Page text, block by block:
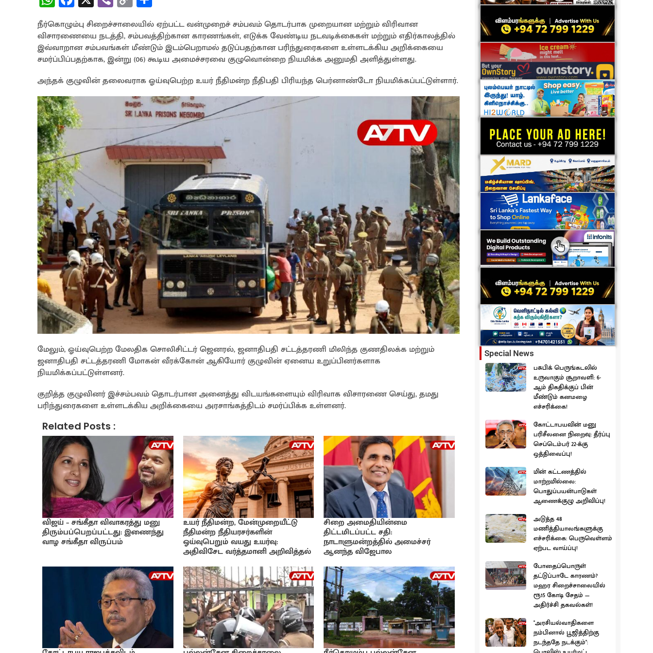
h
at
sA
p
p
ce
b
o
o
k
b
er
o
py
Li
n
k
ar
e
நீர்கொழும்பு சிறைச்சாலையில் ஏற்பட்ட வன்முறைச் சம்பவம் தொடர்பாக முறையான மற்றும் விரிவான
விசாரணையை நடத்தி, சம்பவத்திற்கான காரணங்கள், எடுக்க வேண்டிய நடவடிக்கைகள் மற்றும் எதிர்காலத்தில்
இவ்வாறான சம்பவங்கள் மீண்டும் இடம்பெறாமல் தடுப்பதற்கான பரிந்துரைகளை உள்ளடக்கிய அறிக்கையை
சமர்ப்பிப்பதற்காக, இன்று (06) கூடிய அமைச்சரவை குழுவொன்றை நியமிக்க அனுமதி அளித்துள்ளது.
அந்தக் குழுவின் தலைவராக ஓய்வுபெற்ற உயர் நீதிமன்ற நீதிபதி பிரியந்த பெர்னாண்டோ நியமிக்கப்பட்டுள்ளார்.
மேலும், ஓய்வுபெற்ற மேலதிக சொலிசிட்டர் ஜெனரல், ஜனாதிபதி சட்டத்தரணி மிலிந்த குணதிலக்க மற்றும்
ஜனாதிபதி சட்டத்தரணி மோகன் வீரக்கோன் ஆகியோர் குழுவின் ஏனைய உறுப்பினர்களாக
நியமிக்கப்பட்டுள்ளனர்.
குறித்த குழுவினர் இச்சம்பவம் தொடர்பான அனைத்து விடயங்களையும் விரிவாக விசாரணை செய்து, தமது
பரிந்துரைகளை உள்ளடக்கிய அறிக்கையை அரசாங்கத்திடம் சமர்ப்பிக்க உள்ளனர்.
Related Posts :
விஜய் – சங்கீதா விவாகரத்து மனு
திரும்பப்பெறப்பட்டது: இணைந்து
வாழ சங்கீதா விருப்பம்
உயர் நீதிமன்ற, மேன்முறையீட்டு
நீதிமன்ற நீதியரசர்களின்
ஓய்வுபெறும் வயது உயர்வு:
அதிவிசேட வர்த்தமானி அறிவித்தல்
சிறை அமைதியின்மை
திட்டமிடப்பட்ட சதி:
நாடாளுமன்றத்தில் அமைச்சர்
ஆனந்த விஜேபால
Special News
பசுபிக் பெருங்கடலில்
உருவாகும் சூறாவளி: 6-
ஆம் திகதிக்குப் பின்
மீண்டும் கனமழை
எச்சரிக்கை!
கோட்டாபயவின் மனு
பரிசீலனை நிறைவு: தீர்ப்பு
செப்டெம்பர் 22-க்கு
ஒத்திவைப்பு!
மின் கட்டணத்தில்
மாற்றமில்லை:
பொதுப்பயன்பாடுகள்
ஆணைக்குழு அறிவிப்பு!
அடுத்த 48
மணித்தியாலங்களுக்கு
எச்சரிக்கை: பெருவெள்ளம்
ஏற்பட வாய்ப்பு!
போதைப்பொருள்
தட்டுப்பாடே காரணம்?
மஹர சிறைச்சாலையில்
ரூ.15 கோடி சேதம் —
அதிர்ச்சி தகவல்கள்!
"அரசியல்வாதிகளை
நம்பினால் பூஜித்திற்கு
நடந்ததே நடக்கும்":